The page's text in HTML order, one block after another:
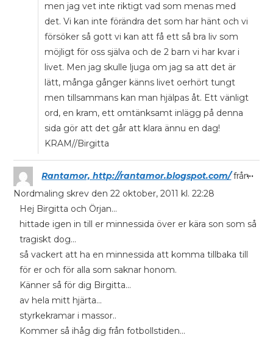
men jag vet inte riktigt vad som menas med
det. Vi kan inte förändra det som har hänt och vi
försöker så gott vi kan att få ett så bra liv som
möjligt för oss själva och de 2 barn vi har kvar i
livet. Men jag skulle ljuga om jag sa att det är
lätt, många gånger känns livet oerhört tungt
men tillsammans kan man hjälpas åt. Ett vänligt
ord, en kram, ett omtänksamt inlägg på denna
sida gör att det går att klara ännu en dag!
KRAM//Birgitta
Rantamor, http://rantamor.blogspot.com/ från
Nordmaling skrev den 22 oktober, 2011 kl. 22:28
Hej Birgitta och Örjan...
hittade igen in till er minnessida över er kära son som så
tragiskt dog...
så vackert att ha en minnessida att komma tillbaka till
för er och för alla som saknar honom.
Känner så för dig Birgitta...
av hela mitt hjärta...
styrkekramar i massor..
Kommer så ihåg dig från fotbollstiden...
...